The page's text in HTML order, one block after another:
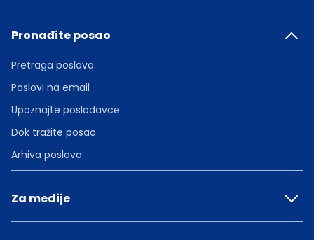
Pronađite posao
Pretraga poslova
Poslovi na email
Upoznajte poslodavce
Dok tražite posao
Arhiva poslova
Za medije